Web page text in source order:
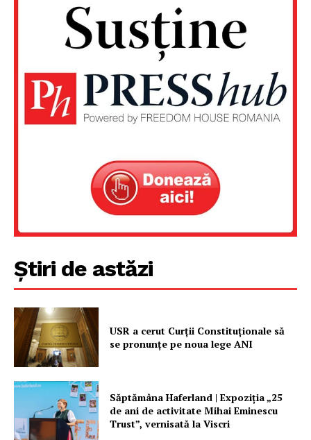
Știri de astăzi
USR a cerut Curții Constituționale să
se pronunțe pe noua lege ANI
Săptămâna Haferland | Expoziţia „25
de ani de activitate Mihai Eminescu
Trust”, vernisată la Viscri